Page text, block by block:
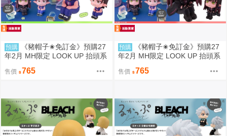
預購
《豬帽子✬免訂金》預購27
年2月 MH限定 LOOK UP 抬頭系
0812
售價 765
預購
《豬帽子✬免訂金》預購27
年2月 MH限定 LOOK UP 抬頭系
0812
售價 765